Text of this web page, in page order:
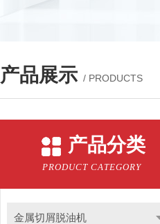
产品展示 / PRODUCTS
产品分类
PRODUCT CATEGORY
金属切屑脱油机